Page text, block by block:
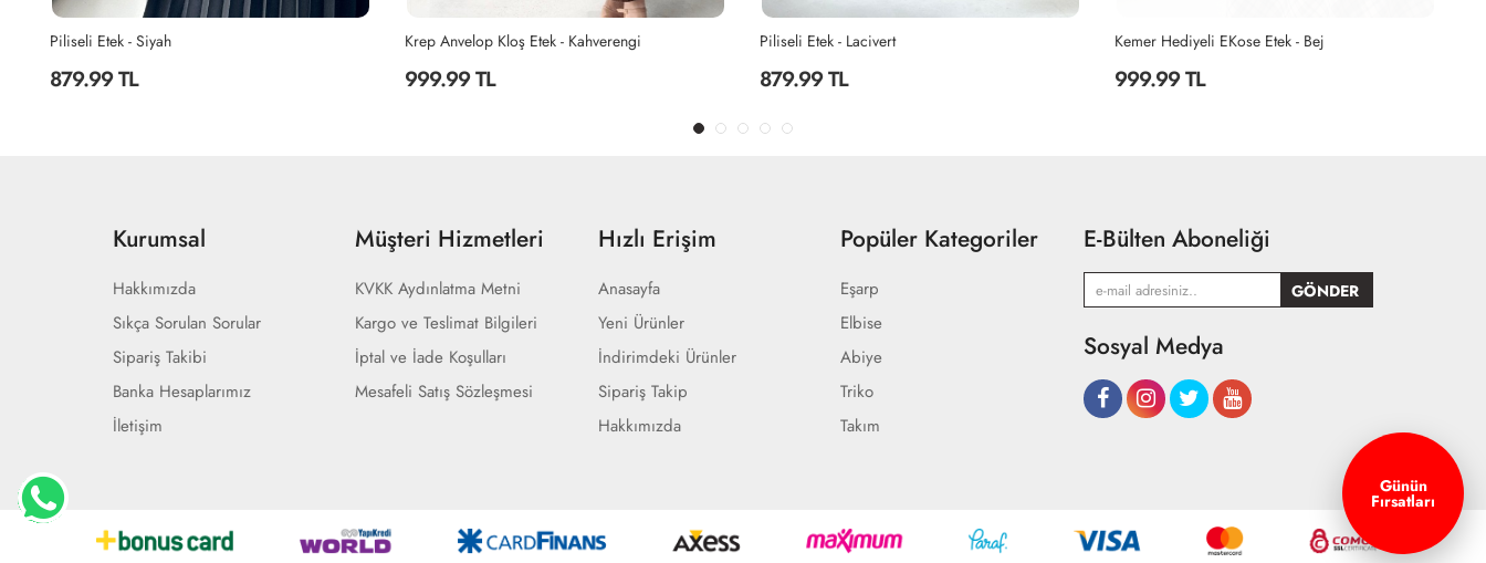
Piliseli Etek - Siyah
879.99 TL
Krep Anvelop Kloş Etek - Kahverengi
999.99 TL
Piliseli Etek - Lacivert
879.99 TL
Kemer Hediyeli EKose Etek - Bej
999.99 TL
Kurumsal
Hakkımızda
Sıkça Sorulan Sorular
Sipariş Takibi
Banka Hesaplarımız
İletişim
Müşteri Hizmetleri
KVKK Aydınlatma Metni
Kargo ve Teslimat Bilgileri
İptal ve İade Koşulları
Mesafeli Satış Sözleşmesi
Hızlı Erişim
Anasayfa
Yeni Ürünler
İndirimdeki Ürünler
Sipariş Takip
Hakkımızda
Popüler Kategoriler
Eşarp
Elbise
Abiye
Triko
Takım
E-Bülten Aboneliği
Sosyal Medya
Günün
Fırsatları